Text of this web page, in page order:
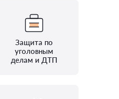
Защита по
уголовным
делам и ДТП